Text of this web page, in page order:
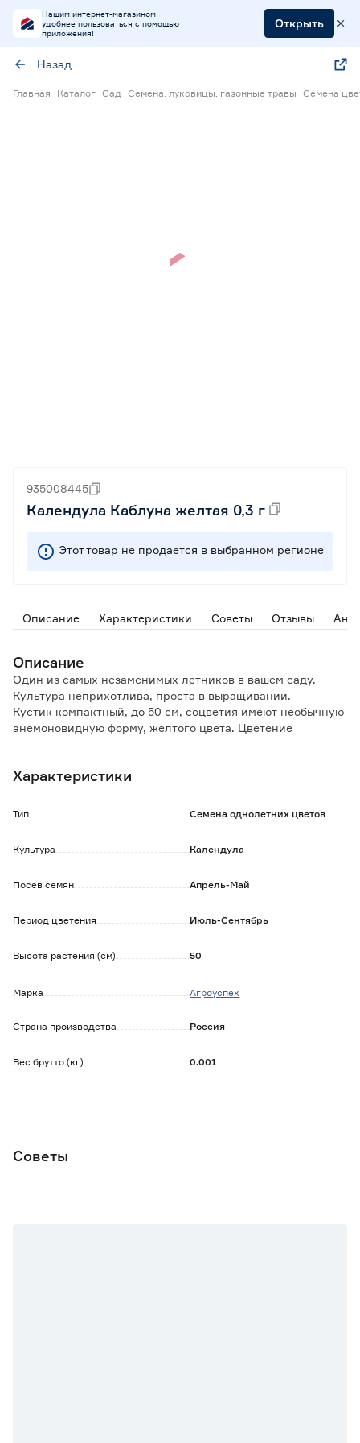
Нашим интернет-магазином
удобнее пользоваться с помощью
приложения!
Открыть
Назад
Главная Каталог Сад Семена, луковицы, газонные травы Семена
935008445
Календула Каблуна желтая 0,3 г
Этот товар не продается в выбранном регионе
Описание Характеристики Советы Отзывы
Описание
Один из самых незаменимых летников в вашем саду.
Культура неприхотлива, проста в выращивании.
Кустик компактный, до 50 см, соцветия имеют необычную
анемоновидную форму, желтого цвета. Цветение
сочетается в посадках с циннией и петунией.
Характеристики
Тип Семена однолетних цветов
Культура Календула
Посев семян Апрель-Май
Период цветения Июль-Сентябрь
Высота растения (см) 50
Марка Агроуспех
Страна производства Россия
Вес брутто (кг) 0.001
Советы